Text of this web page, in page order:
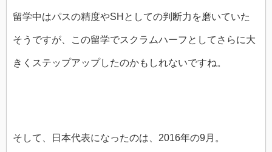
留学中はパスの精度やSHとしての判断力を磨いていた
そうですが、この留学でスクラムハーフとしてさらに大
きくステップアップしたのかもしれないですね。
そして、日本代表になったのは、2016年の9月。